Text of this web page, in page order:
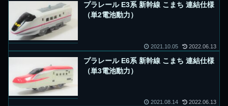
プラレール E3系 新幹線 こまち 連結仕様
（単2電池動力）
2021.10.05 2022.06.13
プラレール E6系 新幹線 こまち 連結仕様
（単3電池動力）
2021.08.14 2022.06.13